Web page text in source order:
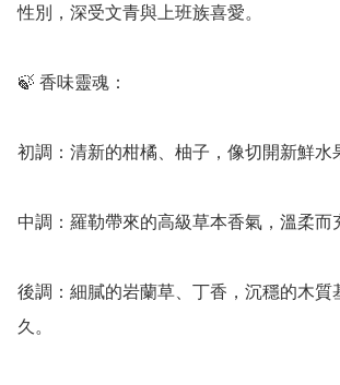
性別，深受文青與上班族喜愛。
🍃 香味靈魂：
初調：清新的柑橘、柚子，像切開新鮮水
中調：羅勒帶來的高級草本香氣，溫柔而
後調：細膩的岩蘭草、丁香，沉穩的木質
久。